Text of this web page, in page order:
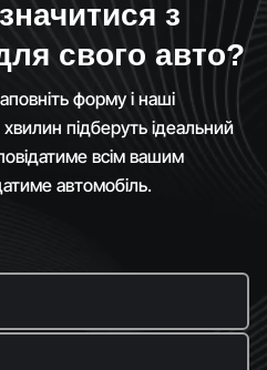
з
свого авто?
форму і наші
підберуть ідеальний
всім вашим
автомобіль.